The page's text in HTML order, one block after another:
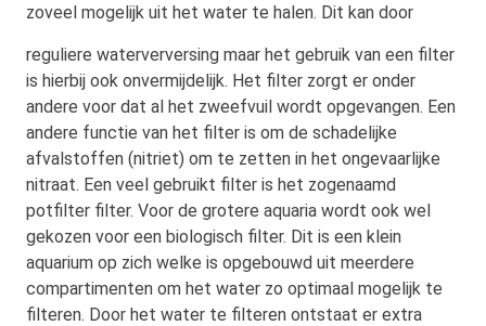
zoveel mogelijk uit het water te halen. Dit kan door
reguliere waterverversing maar het gebruik van een filter
is hierbij ook onvermijdelijk. Het filter zorgt er onder
andere voor dat al het zweefvuil wordt opgevangen. Een
andere functie van het filter is om de schadelijke
afvalstoffen (nitriet) om te zetten in het ongevaarlijke
nitraat. Een veel gebruikt filter is het zogenaamd
potfilter filter. Voor de grotere aquaria wordt ook wel
gekozen voor een biologisch filter. Dit is een klein
aquarium op zich welke is opgebouwd uit meerdere
compartimenten om het water zo optimaal mogelijk te
filteren. Door het water te filteren ontstaat er extra